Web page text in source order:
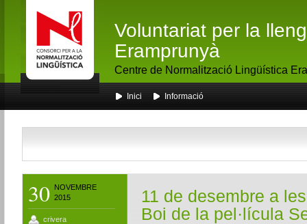
Voluntariat per la
Eramprunyà
Centre de Normalització Lingüística
Inici Informació
30
NOVEMBRE
2015
crivera
11 de desembre a
Boi de la pel·lícula